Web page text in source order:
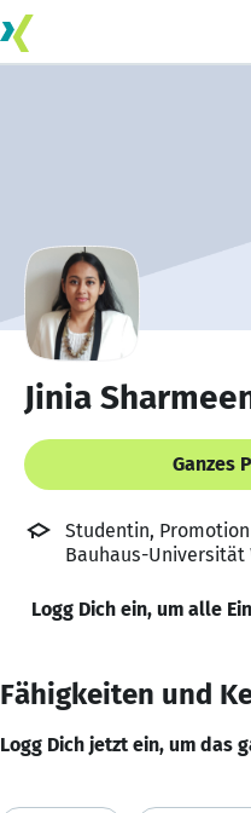
Jinia
Ganzes
Studentin,
Bauhaus-Universität
Logg Dich ein, um alle
Fähigkeiten und
Logg Dich jetzt ein, um das